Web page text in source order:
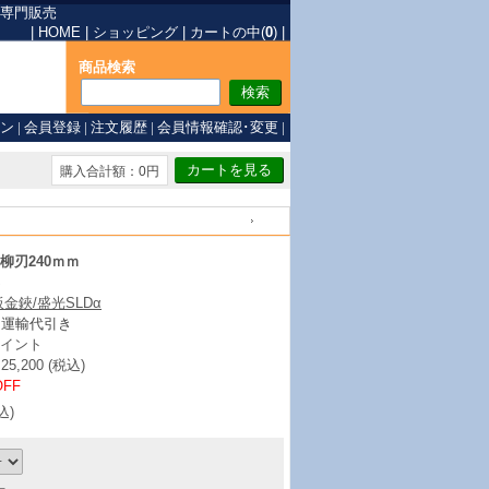
門販売
HOME ショッピング カートの中(0)
商品検索
| 会員登録 | 注文履歴 | 会員情報確認･変更 |
購入合計額：0円
刃240ｍｍ
金鋏/盛光SLDα
輸代引き
ント
(税込)
)